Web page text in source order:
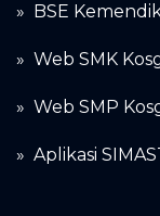
» BSE
» Web SMK
» Web SMP
» Aplikasi